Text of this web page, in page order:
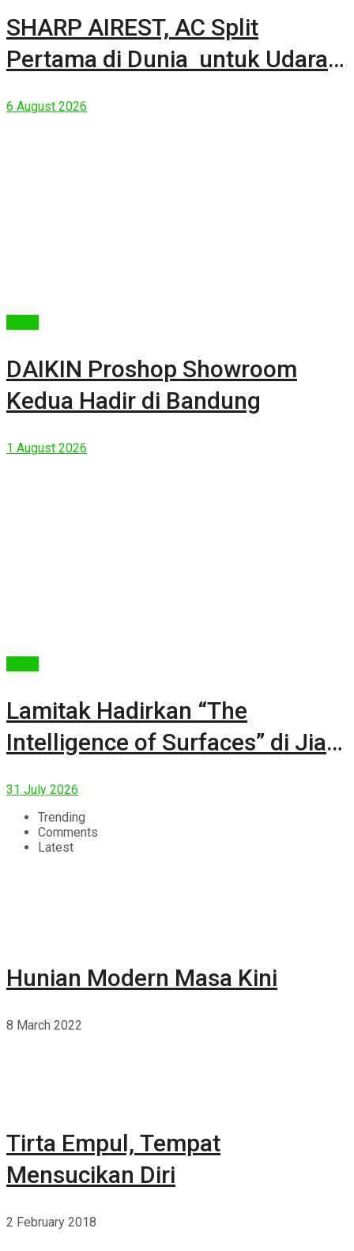
SHARP AIREST, AC Split
Pertama di Dunia untuk Udara
6 August 2026
DAIKIN Proshop Showroom
Kedua Hadir di Bandung
1 August 2026
Lamitak Hadirkan “The
Intelligence of Surfaces” di Jia
31 July 2026
Trending
Comments
Latest
Hunian Modern Masa Kini
8 March 2022
Tirta Empul, Tempat
Mensucikan Diri
2 February 2018